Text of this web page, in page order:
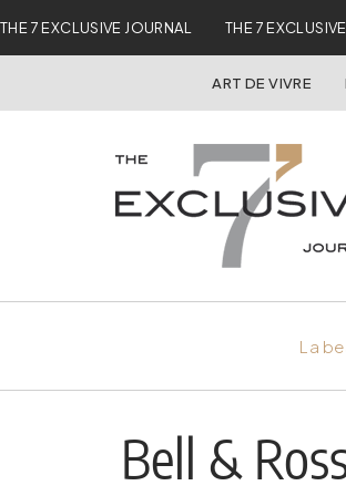
THE 7 EXCLUSIVE JOURNAL THE 7
ART DE VIVRE
La
Bell &